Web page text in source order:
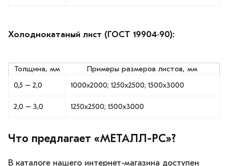
Холоднокатаный лист (ГОСТ 19904‑90):
Толщина, мм Примеры размеров листов, мм
0,5 – 2,0 1000х2000; 1250х2500; 1500х3000
2,0 – 3,0 1250х2500; 1500х3000
Что предлагает «МЕТАЛЛ-РС»?
В каталоге нашего интернет-магазина доступен